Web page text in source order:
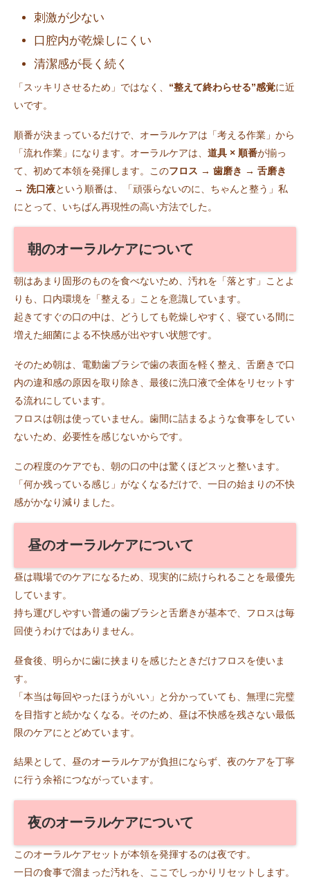
刺激が少ない
口腔内が乾燥しにくい
清潔感が長く続く
「スッキリさせるため」ではなく、 “整えて終わらせる”感覚に近
いです。
順番が決まっているだけで、オーラルケアは「考える作業」から
「流れ作業」になります。オーラルケアは、 道具 × 順番が揃っ
て、初めて本領を発揮します。このフロス → 歯磨き → 舌磨き
→ 洗口液という順番は、「頑張らないのに、ちゃんと整う」私
にとって、いちばん再現性の高い方法でした。
朝のオーラルケアについて
朝はあまり固形のものを食べないため、汚れを「落とす」ことよ
りも、口内環境を「整える」ことを意識しています。
起きてすぐの口の中は、どうしても乾燥しやすく、寝ている間に
増えた細菌による不快感が出やすい状態です。
そのため朝は、電動歯ブラシで歯の表面を軽く整え、舌磨きで口
内の違和感の原因を取り除き、最後に洗口液で全体をリセットす
る流れにしています。
フロスは朝は使っていません。歯間に詰まるような食事をしてい
ないため、必要性を感じないからです。
この程度のケアでも、朝の口の中は驚くほどスッと整います。
「何か残っている感じ」がなくなるだけで、一日の始まりの不快
感がかなり減りました。
昼のオーラルケアについて
昼は職場でのケアになるため、現実的に続けられることを最優先
しています。
持ち運びしやすい普通の歯ブラシと舌磨きが基本で、フロスは毎
回使うわけではありません。
昼食後、明らかに歯に挟まりを感じたときだけフロスを使いま
す。
「本当は毎回やったほうがいい」と分かっていても、無理に完璧
を目指すと続かなくなる。そのため、昼は不快感を残さない最低
限のケアにとどめています。
結果として、昼のオーラルケアが負担にならず、夜のケアを丁寧
に行う余裕につながっています。
夜のオーラルケアについて
このオーラルケアセットが本領を発揮するのは夜です。
一日の食事で溜まった汚れを、ここでしっかりリセットします。